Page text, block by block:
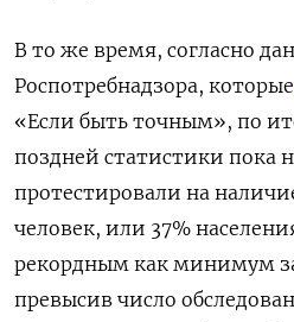
В то же время, согласно
Роспотребнадзора, которые
«Если быть точным», по
поздней статистики пока
протестировали на
человек, или 37%
рекордным как минимум
превысив число